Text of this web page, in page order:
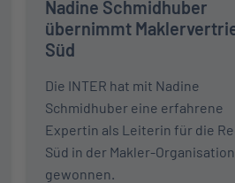
Nadine Schmidhuber
übernimmt
Süd
Die INTER hat mit Nadine
Schmidhuber eine erfahrene
Expertin als Leiterin für die
Süd in der Makler-Organisation
gewonnen.